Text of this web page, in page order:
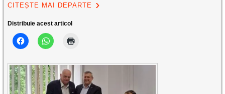
CITEȘTE MAI DEPARTE
Distribuie acest articol